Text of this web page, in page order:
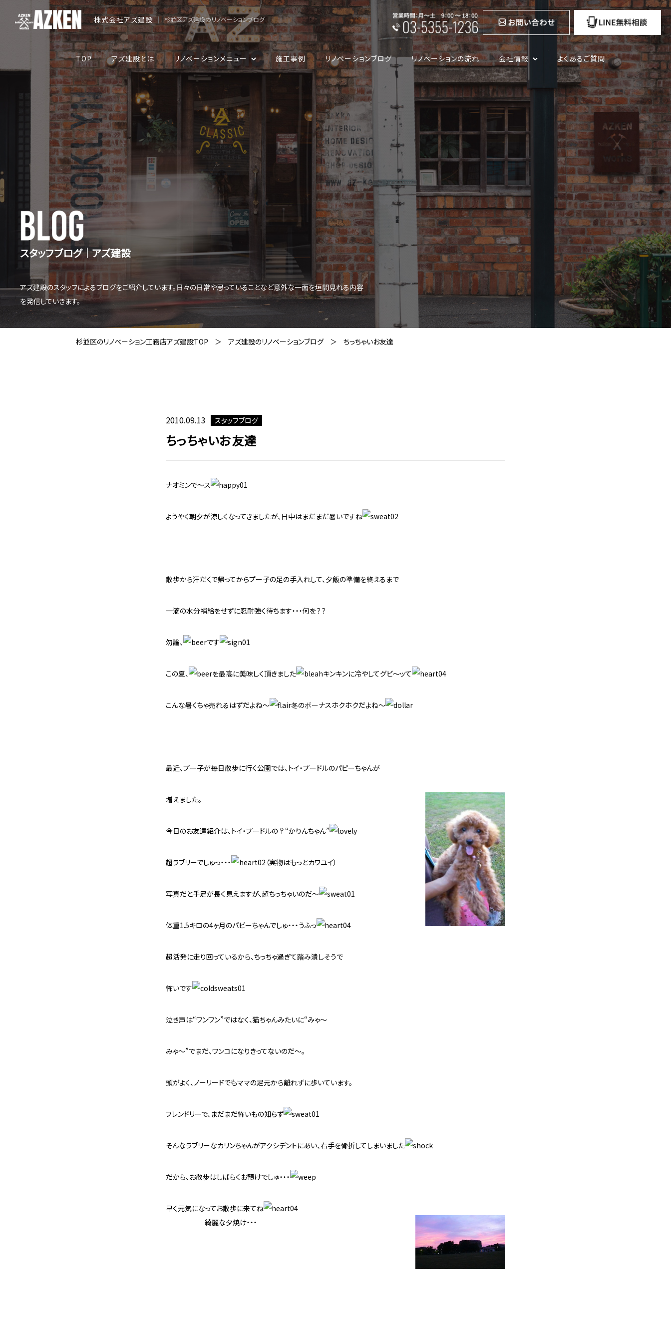
株式会社アズ建設 | 杉並区アズ建設のリノベーションブログ
TOP アズ建設とは リノベーションメニュー 施工事例 リノベーションブログ リノベーションの流れ 会社情報 よくあるご質問
スタッフブログ│アズ建設
アズ建設のスタッフによるブログをご紹介しています。日々の日常や思っていることなど意外な一面を垣間見れる内容
を発信していきます。
杉並区のリノベーション工務店アズ建設TOP アズ建設のリノベーションブログ ちっちゃいお友達
2010.09.13 スタッフブログ
ちっちゃいお友達
ナオミンで～ス
ようやく朝夕が涼しくなってきましたが、日中はまだまだ暑いですね
散歩から汗だくで帰ってからプー子の足の手入れして、夕飯の準備を終えるまで
一滴の水分補給をせずに忍耐強く待ちます・・・何を？？
勿論、 です
この夏、 を最高に美味しく頂きました キンキンに冷やしてグビ～ッて
こんな暑くちゃ売れるはずだよね～ 冬のボーナスホクホクだよね～
最近、プー子が毎日散歩に行く公園では、トイ・プードルのパピーちゃんが
増えました。
今日のお友達紹介は、トイ・プードルの♀“かりんちゃん”
超ラブリーでしゅっ・・・ （実物はもっとカワユイ）
写真だと手足が長く見えますが、超ちっちゃいのだ～
体重1.5キロの4ヶ月のパピーちゃんでしゅ・・・うふっ
超活発に走り回っているから、ちっちゃ過ぎて踏み潰しそうで
怖いです
泣き声は“ワンワン”ではなく、猫ちゃんみたいに“みゃ～
みゃ～”でまだ、ワンコになりきってないのだ～。
頭がよく、ノーリードでもママの足元から離れずに歩いています。
フレンドリーで、まだまだ怖いもの知らず
そんなラブリーなカリンちゃんがアクシデントにあい、右手を骨折してしまいました
だから、お散歩はしばらくお預けでしゅ・・・
早く元気になってお散歩に来てね
綺麗な夕焼け・・・